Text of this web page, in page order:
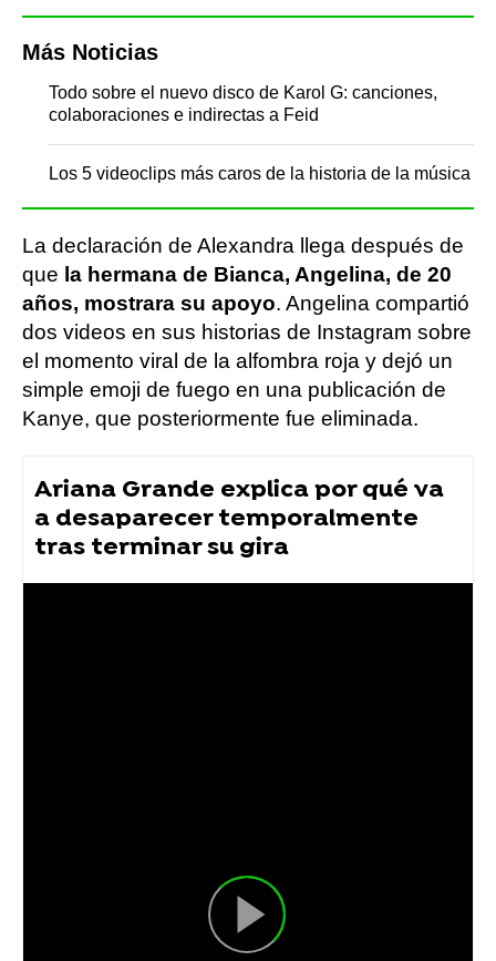
Más Noticias
Todo sobre el nuevo disco de Karol G: canciones,
colaboraciones e indirectas a Feid
Los 5 videoclips más caros de la historia de la música
La declaración de Alexandra llega después de
que la hermana de Bianca, Angelina, de 20
años, mostrara su apoyo. Angelina compartió
dos videos en sus historias de Instagram sobre
el momento viral de la alfombra roja y dejó un
simple emoji de fuego en una publicación de
Kanye, que posteriormente fue eliminada.
Ariana Grande explica por qué va
a desaparecer temporalmente
tras terminar su gira